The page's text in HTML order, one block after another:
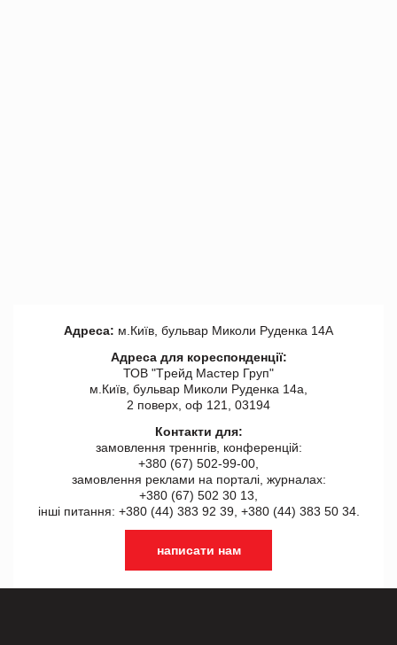
Адреса: м.Київ, бульвар Миколи Руденка 14А
Адреса для кореспонденції:
ТОВ "Tрейд Мастер Груп"
м.Київ, бульвар Миколи Руденка 14а,
2 поверх, оф 121, 03194
Контакти для:
замовлення треннгів, конференцій:
+380 (67) 502-99-00,
замовлення реклами на порталі, журналах:
+380 (67) 502 30 13,
інші питання: +380 (44) 383 92 39, +380 (44) 383 50 34.
написати нам